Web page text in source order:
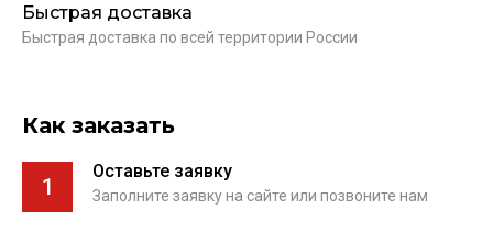
Быстрая доставка
Быстрая доставка по всей территории России
Как заказать
1
Оставьте заявку
Заполните заявку на сайте или позвоните нам